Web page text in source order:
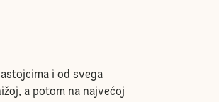
i od svega
a potom na najvećoj